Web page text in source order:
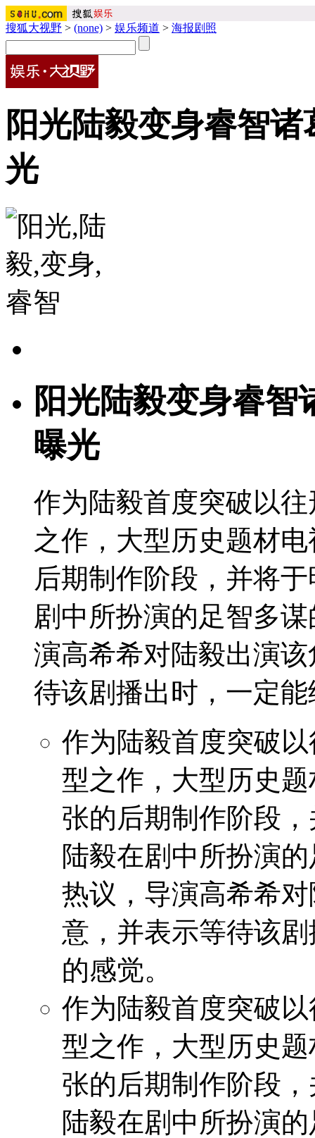
搜狐大视野 > (none) > 娱乐频道 > 海报剧照
阳光陆毅变身睿智
光
阳光陆毅变身睿智
曝光
作为陆毅首度突破以
之作，大型历史题材
后期制作阶段，并将
剧中所扮演的足智多
演高希希对陆毅出演
待该剧播出时，一定
作为陆毅首度突破
型之作，大型历史
张的后期制作阶段
陆毅在剧中所扮演
热议，导演高希希
意，并表示等待该
的感觉。
作为陆毅首度突破
型之作，大型历史
张的后期制作阶段
陆毅在剧中所扮演